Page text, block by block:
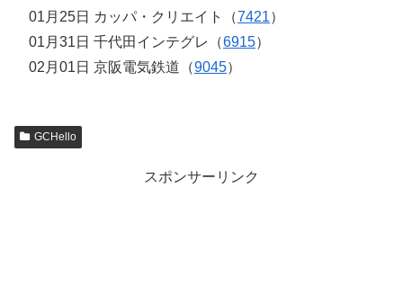
01月25日 カッパ・クリエイト（7421）
01月31日 千代田インテグレ（6915）
02月01日 京阪電気鉄道（9045）
GCHello
スポンサーリンク